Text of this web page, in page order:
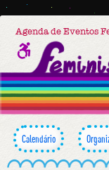
Agenda de Eventos
Calendário